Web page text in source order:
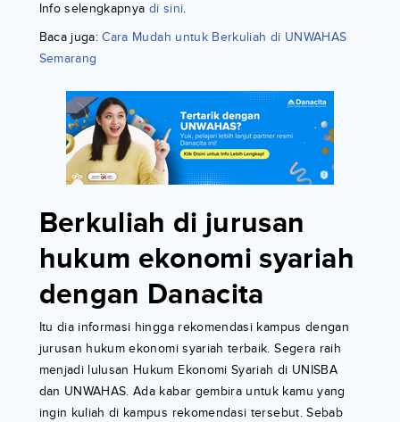
Info selengkapnya di sini.
Baca juga:Cara Mudah untuk Berkuliah di UNWAHAS
Semarang
Berkuliah di jurusan
hukum ekonomi syariah
dengan Danacita
Itu dia informasi hingga rekomendasi kampus dengan
jurusan hukum ekonomi syariah terbaik. Segera raih
menjadi lulusan Hukum Ekonomi Syariah di UNISBA
dan UNWAHAS. Ada kabar gembira untuk kamu yang
ingin kuliah di kampus rekomendasi tersebut. Sebab